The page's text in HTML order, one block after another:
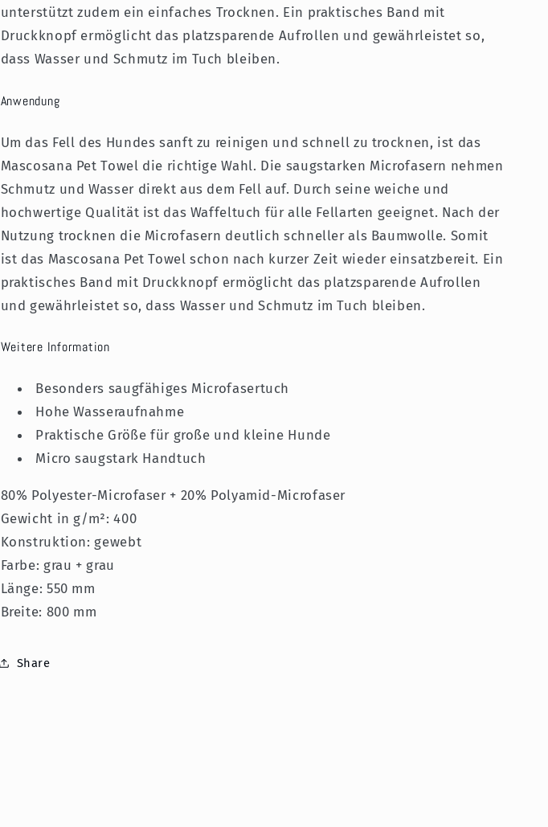
unterstützt zudem ein einfaches Trocknen. Ein praktisches Band mit
Druckknopf ermöglicht das platzsparende Aufrollen und gewährleistet so,
dass Wasser und Schmutz im Tuch bleiben.
Anwendung
Um das Fell des Hundes sanft zu reinigen und schnell zu trocknen, ist das
Mascosana Pet Towel die richtige Wahl. Die saugstarken Microfasern nehmen
Schmutz und Wasser direkt aus dem Fell auf. Durch seine weiche und
hochwertige Qualität ist das Waffeltuch für alle Fellarten geeignet. Nach der
Nutzung trocknen die Microfasern deutlich schneller als Baumwolle. Somit
ist das Mascosana Pet Towel schon nach kurzer Zeit wieder einsatzbereit. Ein
praktisches Band mit Druckknopf ermöglicht das platzsparende Aufrollen
und gewährleistet so, dass Wasser und Schmutz im Tuch bleiben.
Weitere Information
Besonders saugfähiges Microfasertuch
Hohe Wasseraufnahme
Praktische Größe für große und kleine Hunde
Micro saugstark Handtuch
80% Polyester-Microfaser + 20% Polyamid-Microfaser
Gewicht in g/m²: 400
Konstruktion: gewebt
Farbe: grau + grau
Länge: 550 mm
Breite: 800 mm
Share